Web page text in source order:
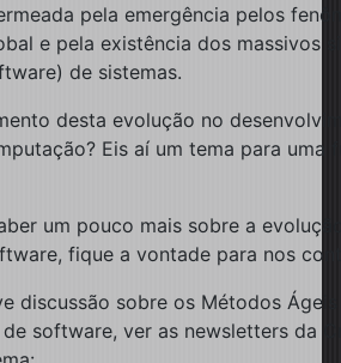
pela emergência pelos
e pela existência dos massivos
de sistemas.
desta evolução no
Eis aí um tema para uma
um pouco mais sobre a
fique a vontade para nos
discussão sobre os Métodos
software, ver as newsletters da